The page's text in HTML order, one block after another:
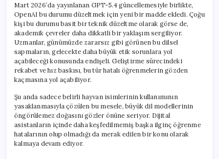
Mart 2026’da yayınlanan GPT-5.4 güncellemesiyle birlikte,
OpenAI bu durumu düzeltmek için yeni bir madde ekledi. Çoğu
kişi bu durumu basit bir teknik düzeltme olarak görse de,
akademik çevreler daha dikkatli bir yaklaşım sergiliyor.
Uzmanlar, günümüzde zararsız gibi görünen bu dilsel
sapmaların, gelecekte daha büyük etik sorunlara yol
açabileceği konusunda endişeli. Geliştirme sürecindeki
rekabet ve hız baskısı, bu tür hatalı öğrenmelerin gözden
kaçmasına yol açabiliyor.
Şu anda sadece belirli hayvan isimlerinin kullanımının
yasaklanmasıyla çözülen bu mesele, büyük dil modellerinin
öngörülemez doğasını gözler önüne seriyor. Dijital
asistanların içinde daha keşfedilmemiş başka ilginç öğrenme
hatalarının olup olmadığı da merak edilen bir konu olarak
kalmaya devam ediyor.